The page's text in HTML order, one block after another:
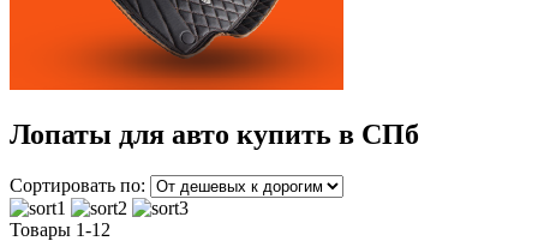
Лопаты для авто купить в СПб
Сортировать по:
Товары 1-12